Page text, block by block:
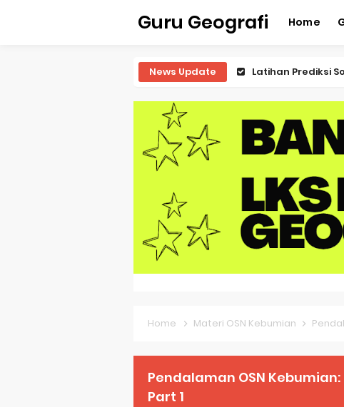
Guru Geografi Home
News Update
Latihan Prediksi
Latihan Prediksi
Latihan Prediksi
Pembahasan
Pembahasan
Pembahasan Soal
Pembahasan Soal
Pembahasan
Home Materi OSN Kebumian
Pendalaman OSN
Part 1